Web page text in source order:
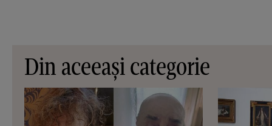
Din aceeași categorie